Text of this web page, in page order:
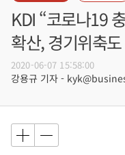
KDI “코로나19
확산, 경기위축
2020-06-07 15:58:00
강용규 기자 -